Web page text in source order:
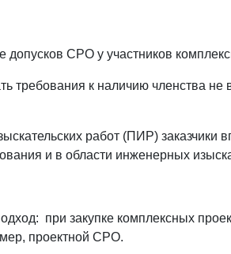
СРО у участников
требования к наличию членства
работ (ПИР) заказчики
и в области инженерных
при закупке комплексных
проектной СРО.